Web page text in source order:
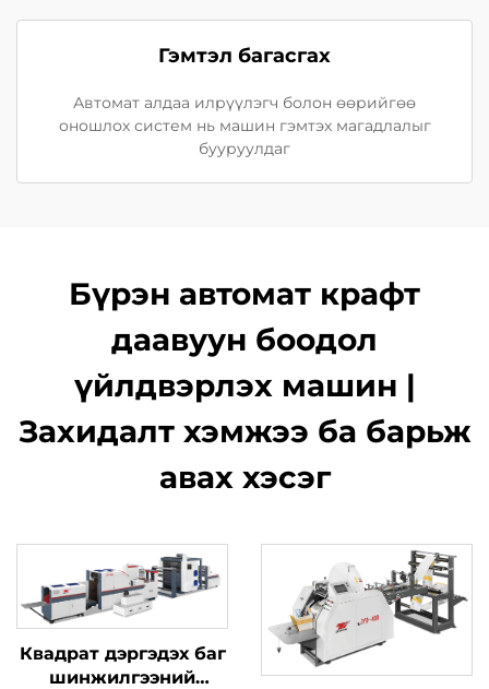
Гэмтэл багасгах
Автомат алдаа илрүүлэгч болон өөрийгөө
оношлох систем нь машин гэмтэх магадлалыг
бууруулдаг
Бүрэн автомат крафт
даавуун боодол
үйлдвэрлэх машин |
Захидалт хэмжээ ба барьж
авах хэсэг
Квадрат дэргэдэх баг
шинжилгээний